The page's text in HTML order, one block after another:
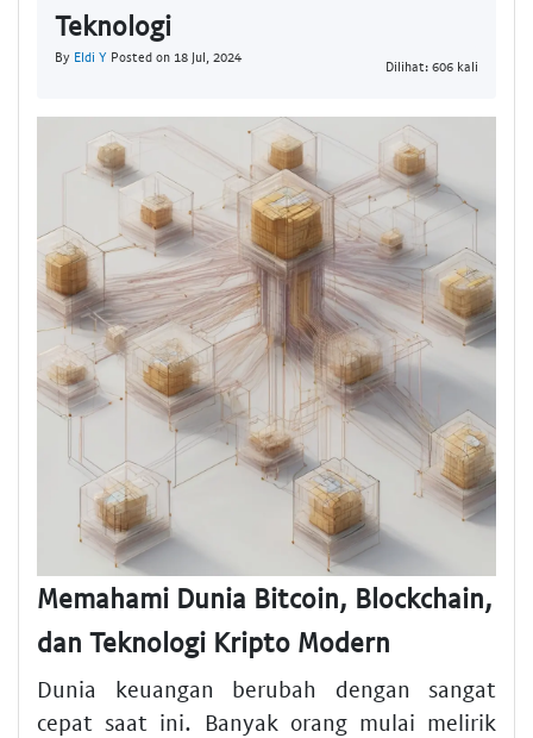
Teknologi
By Eldi Y Posted on 18 Jul, 2024
Dilihat: 606 kali
Memahami Dunia Bitcoin, Blockchain,
dan Teknologi Kripto Modern
Dunia keuangan berubah dengan sangat
cepat saat ini. Banyak orang mulai melirik